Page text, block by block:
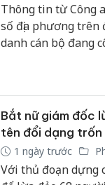
Thông tin từ Công
số địa phương trên
danh cán bộ đang
Bắt nữ giám đốc
tên đổi dạng
1 ngày trước
Với thủ đoạn dựng